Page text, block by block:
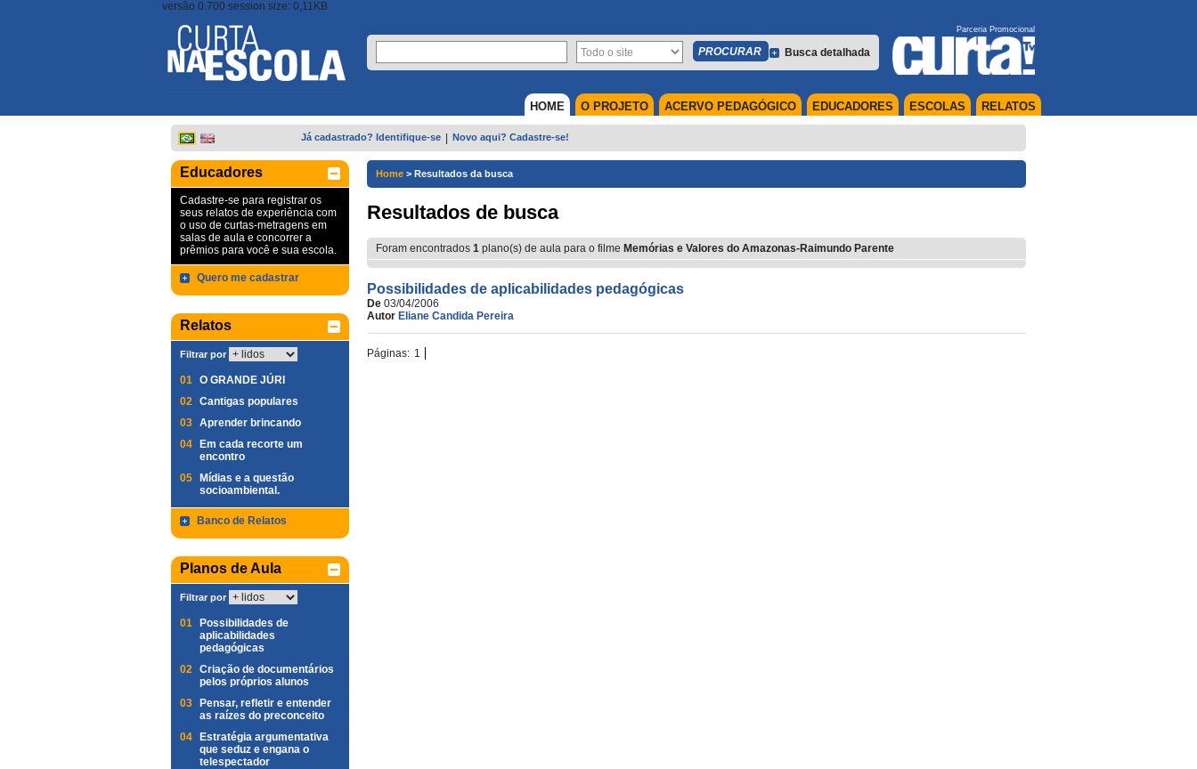
versão 0.700 session size: 0,11KB
Busca detalhada
Parceria Promocional
RELATOS
ESCOLAS
EDUCADORES
ACERVO PEDAGÓGICO
O PROJETO
HOME
Já cadastrado? Identifique-se Novo aqui? Cadastre-se!
Educadores
Cadastre-se para registrar os
seus relatos de experiência com
o uso de curtas-metragens em
salas de aula e concorrer a
prêmios para você e sua escola.
Quero me cadastrar
Relatos
Filtrar por
01 O GRANDE JÚRI
02 Cantigas populares
03 Aprender brincando
04
Em cada recorte um
encontro
05
Mídias e a questão
socioambiental.
Banco de Relatos
Planos de Aula
Filtrar por
01
Possibilidades de
aplicabilidades
pedagógicas
02 Criação de documentários
pelos próprios alunos
03
Pensar, refletir e entender
as raízes do preconceito
04
Estratégia argumentativa
que seduz e engana o
telespectador
Home > Resultados da busca
Resultados de busca
Foram encontrados 1 plano(s) de aula para o filme Memórias e Valores do Amazonas-Raimundo Parente
Possibilidades de aplicabilidades pedagógicas
De 03/04/2006
Autor Eliane Candida Pereira
Páginas: 1